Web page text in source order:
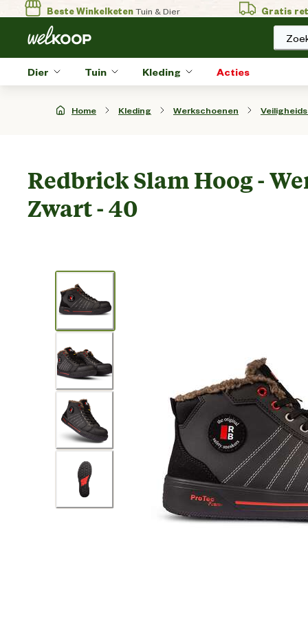
Beste WinkelketenTuin & Dier Gratis
Dier Tuin Kleding Acties
Home Kleding Werkschoenen
Redbrick Slam Hoog -
Zwart - 40